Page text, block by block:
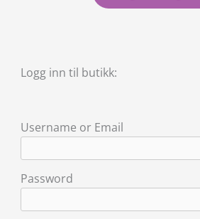
Logg inn til butikk:
Username or Email
Password